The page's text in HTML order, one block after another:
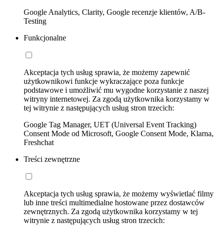
Google Analytics, Clarity, Google recenzje klientów, A/B-
Testing
Funkcjonalne
Akceptacja tych usług sprawia, że możemy zapewnić
użytkownikowi funkcje wykraczające poza funkcje
podstawowe i umożliwić mu wygodne korzystanie z naszej
witryny internetowej. Za zgodą użytkownika korzystamy w
tej witrynie z następujących usług stron trzecich:
Google Tag Manager, UET (Universal Event Tracking)
Consent Mode od Microsoft, Google Consent Mode, Klarna,
Freshchat
Treści zewnętrzne
Akceptacja tych usług sprawia, że możemy wyświetlać filmy
lub inne treści multimedialne hostowane przez dostawców
zewnętrznych. Za zgodą użytkownika korzystamy w tej
witrynie z następujących usług stron trzecich: